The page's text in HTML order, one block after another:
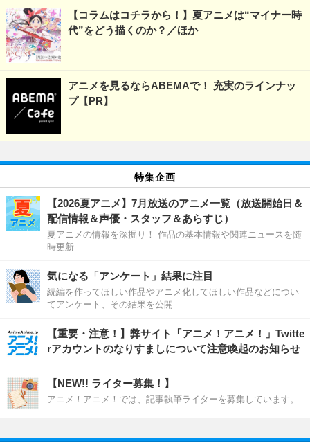
【コラムはコチラから！】夏アニメは“マイナー時
代”をどう描くのか？／ほか
アニメを見るならABEMAで！ 充実のラインナッ
プ【PR】
特集企画
【2026夏アニメ】7月放送のアニメ一覧（放送開始日＆
配信情報＆声優・スタッフ＆あらすじ）
夏アニメの情報を深掘り！ 作品の基本情報や関連ニュースを随
時更新
気になる「アンケート」結果に注目
続編を作ってほしい作品やアニメ化してほしい作品などについ
てアンケート、その結果を公開
【重要・注意！】弊サイト「アニメ！アニメ！」Twitte
rアカウントのなりすましについて注意喚起のお知らせ
【NEW!! ライター募集！】
アニメ！アニメ！では、記事執筆ライターを募集しています。